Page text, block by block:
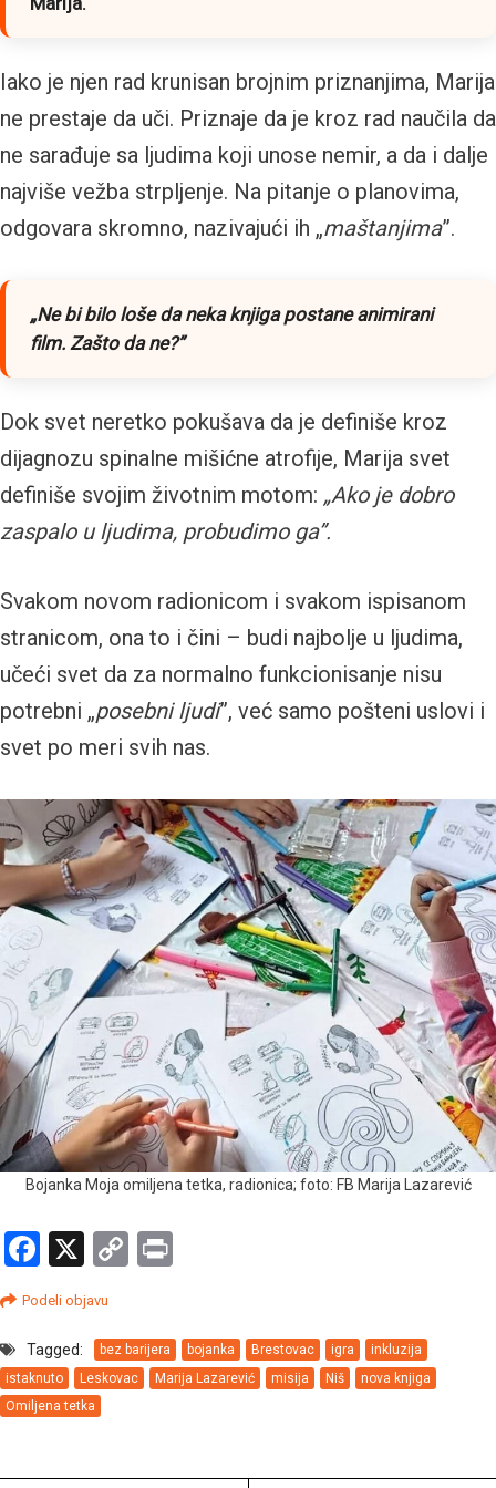
Iako je njen rad krunisan brojnim priznanjima, Marija
ne prestaje da uči. Priznaje da je kroz rad naučila da
ne sarađuje sa ljudima koji unose nemir, a da i dalje
najviše vežba strpljenje. Na pitanje o planovima,
odgovara skromno, nazivajući ih „maštanjima”.
„Ne bi bilo loše da neka knjiga postane animirani
film. Zašto da ne?”
Dok svet neretko pokušava da je definiše kroz
dijagnozu spinalne mišićne atrofije, Marija svet
definiše svojim životnim motom: „Ako je dobro
zaspalo u ljudima, probudimo ga”.
Svakom novom radionicom i svakom ispisanom
stranicom, ona to i čini – budi najbolje u ljudima,
učeći svet da za normalno funkcionisanje nisu
potrebni „posebni ljudi”, već samo pošteni uslovi i
svet po meri svih nas.
Bojanka Moja omiljena tetka, radionica; foto: FB Marija Lazarević
Facebook
X
Copy
Podeli objavu
Tagged: bez barijera bojanka Brestovac igra
inkluzija
istaknuto
Leskovac Marija Lazarević misija Niš
nova knjiga
Omiljena tetka